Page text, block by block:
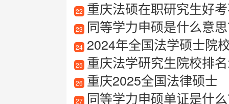
22 重庆法硕在职研究生好
23 同等学力申硕是什么意
24 2024年全国法学硕士院
25 重庆法学研究生院校排名
26 重庆2025全国法律硕士
27 同等学力申硕单证是什